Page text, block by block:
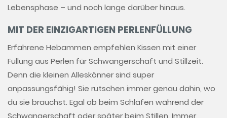
Lebensphase – und noch lange darüber hinaus.
MIT DER EINZIGARTIGEN PERLENFÜLLUNG
Erfahrene Hebammen empfehlen Kissen mit einer
Füllung aus Perlen für Schwangerschaft und Stillzeit.
Denn die kleinen Alleskönner sind super
anpassungsfähig! Sie rutschen immer genau dahin, wo
du sie brauchst. Egal ob beim Schlafen während der